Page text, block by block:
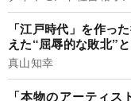
「江戸時代」を作っ
えた“屈辱的な敗北”
真山知幸
「本物のアーティ